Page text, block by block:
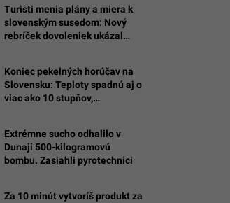
Turisti menia plány a miera k
slovenským susedom: Nový
rebríček dovoleniek ukázal
Koniec pekelných horúčav na
Slovensku: Teploty spadnú aj o
viac ako 10 stupňov,
Extrémne sucho odhalilo v
Dunaji 500-kilogramovú
bombu. Zasiahli pyrotechnici
Za 10 minút vytvoríš produkt za